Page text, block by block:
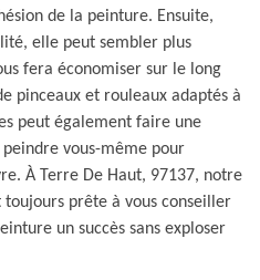
de la peinture. Ensuite,
elle peut sembler plus
fera économiser sur le long
pinceaux et rouleaux adaptés à
peut également faire une
vous-même pour
À Terre De Haut, 97137, notre
prête à vous conseiller
un succès sans exploser